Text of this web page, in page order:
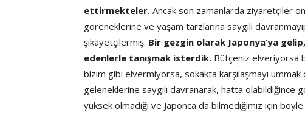
ettirmekteler. Ancak son zamanlarda ziyaretçiler
göreneklerine ve yaşam tarzlarına saygılı
şikayetçilermiş. Bir gezgin olarak Japonya’ya
edenlerle tanışmak isterdik. Bütçeniz elveriyorsa
bizim gibi elvermiyorsa, sokakta karşılaşmayı
geleneklerine saygılı davranarak, hatta olabildiğince
yüksek olmadığı ve Japonca da bilmediğimiz için